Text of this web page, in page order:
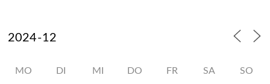
MO DI MI DO FR SA SO